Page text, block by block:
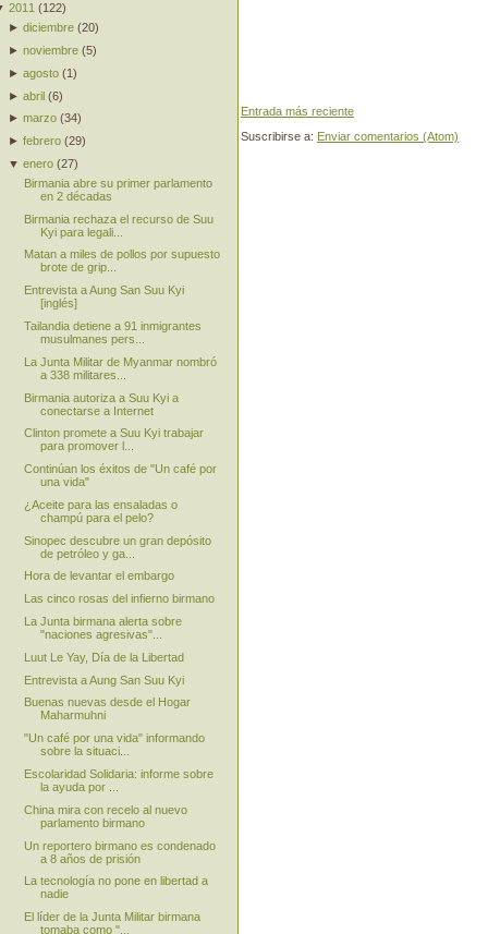
Entrada más reciente
Suscribirse a: Enviar comentarios (Atom)
2011 (122)
►diciembre (20)
►noviembre (5)
►agosto (1)
►abril (6)
►marzo (34)
►febrero (29)
▼enero (27)
Birmania abre su primer parlamento
en 2 décadas
Birmania rechaza el recurso de Suu
Kyi para legali...
Matan a miles de pollos por supuesto
brote de grip...
Entrevista a Aung San Suu Kyi
[inglés]
Tailandia detiene a 91 inmigrantes
musulmanes pers...
La Junta Militar de Myanmar nombró
a 338 militares...
Birmania autoriza a Suu Kyi a
conectarse a Internet
Clinton promete a Suu Kyi trabajar
para promover l...
Continúan los éxitos de "Un café por
una vida"
¿Aceite para las ensaladas o
champú para el pelo?
Sinopec descubre un gran depósito
de petróleo y ga...
Hora de levantar el embargo
Las cinco rosas del infierno birmano
La Junta birmana alerta sobre
"naciones agresivas"...
Luut Le Yay, Día de la Libertad
Entrevista a Aung San Suu Kyi
Buenas nuevas desde el Hogar
Maharmuhni
"Un café por una vida" informando
sobre la situaci...
Escolaridad Solidaria: informe sobre
la ayuda por ...
China mira con recelo al nuevo
parlamento birmano
Un reportero birmano es condenado
a 8 años de prisión
La tecnología no pone en libertad a
nadie
El líder de la Junta Militar birmana
tomaba como "...